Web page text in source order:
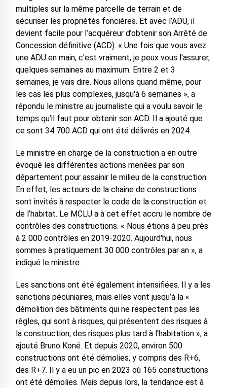
multiples sur la même parcelle de terrain et de
sécuriser les propriétés foncières. Et avec l’ADU, il
devient facile pour l’acquéreur d’obtenir son Arrêté de
Concession définitive (ACD). « Une fois que vous avez
une ADU en main, c'est vraiment, je peux vous l'assurer,
quelques semaines au maximum. Entre 2 et 3
semaines, je vais dire. Nous allons quand même, pour
les cas les plus complexes, jusqu'à 6 semaines », a
répondu le ministre au journaliste qui a voulu savoir le
temps qu’il faut pour obtenir son ACD. Il a ajouté que
ce sont 34 700 ACD qui ont été délivrés en 2024.
Le ministre en charge de la construction a en outre
évoqué les différentes actions menées par son
département pour assainir le milieu de la construction.
En effet, les acteurs de la chaine de constructions
sont invités à respecter le code de la construction et
de l’habitat. Le MCLU a à cet effet accru le nombre de
contrôles des constructions. « Nous étions à peu près
à 2 000 contrôles en 2019-2020. Aujourd'hui, nous
sommes à pratiquement 30 000 contrôles par an », a
indiqué le ministre.
Les sanctions ont été également intensifiées. Il y a les
sanctions pécuniaires, mais elles vont jusqu’à la «
démolition des bâtiments qui ne respectent pas les
règles, qui sont à risques, qui présentent des risques à
la construction, des risques plus tard à l'habitation », a
ajouté Bruno Koné. Et depuis 2020, environ 500
constructions ont été démolies, y compris des R+6,
des R+7. Il y a eu un pic en 2023 où 165 constructions
ont été démolies. Mais depuis lors, la tendance est à